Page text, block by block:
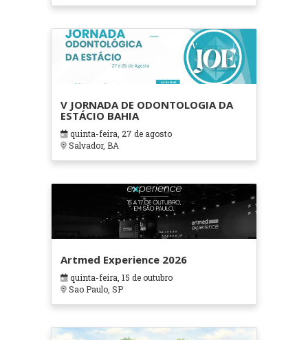
V JORNADA DE ODONTOLOGIA DA
ESTÁCIO BAHIA
quinta-feira, 27 de agosto
Salvador, BA
Artmed Experience 2026
quinta-feira, 15 de outubro
Sao Paulo, SP